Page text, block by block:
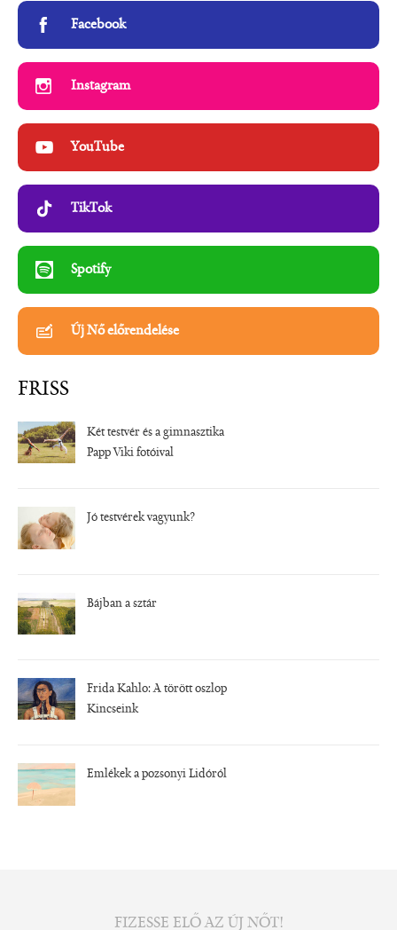
Facebook
Instagram
YouTube
TikTok
Spotify
Új Nő előrendelése
FRISS
Két testvér és a gimnasztika
Papp Viki fotóival
Jó testvérek vagyunk?
Bájban a sztár
Frida Kahlo: A törött oszlop
Kincseink
Emlékek a pozsonyi Lidóról
FIZESSE ELŐ AZ ÚJ NŐT!